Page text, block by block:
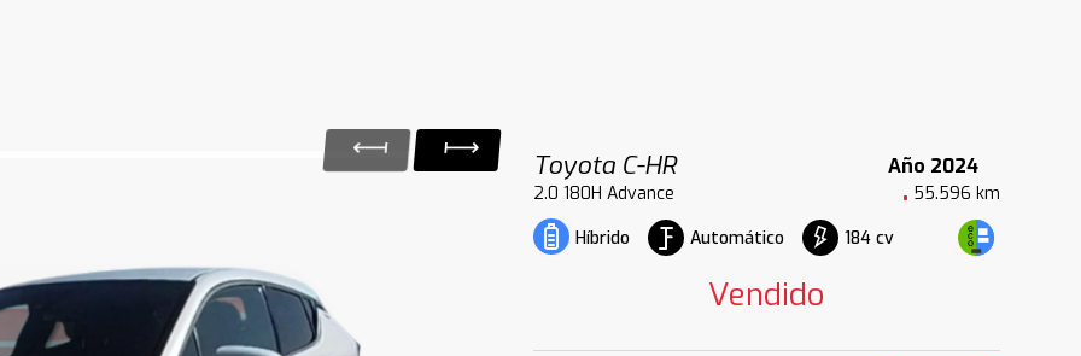
Toyota C-HR
Año 2024
2.0 180H Advance
55.596 km
Híbrido
Automático 184 cv
Vendido